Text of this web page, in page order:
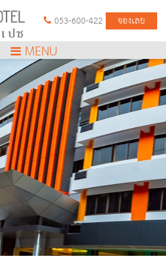
053-600-422 จองเลย